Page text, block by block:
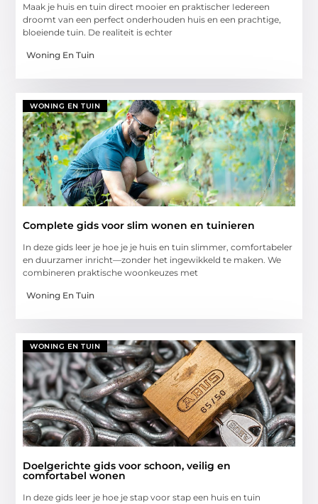
Maak je huis en tuin direct mooier en praktischer Iedereen
droomt van een perfect onderhouden huis en een prachtige,
bloeiende tuin. De realiteit is echter
Woning En Tuin
WONING EN TUIN
Complete gids voor slim wonen en tuinieren
In deze gids leer je hoe je je huis en tuin slimmer, comfortabeler
en duurzamer inricht—zonder het ingewikkeld te maken. We
combineren praktische woonkeuzes met
Woning En Tuin
WONING EN TUIN
Doelgerichte gids voor schoon, veilig en
comfortabel wonen
In deze gids leer je hoe je stap voor stap een huis en tuin